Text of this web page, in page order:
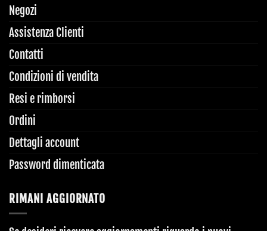
Negozi
Assistenza Clienti
Contatti
Condizioni di vendita
Resi e rimborsi
Ordini
Dettagli account
Password dimenticata
RIMANI AGGIORNATO